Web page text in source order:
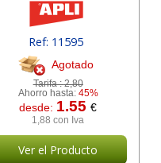
Ref: 11595
Agotado
Tarifa :2,80
Ahorro hasta: 45%
desde: 1.55€
1,88 con Iva
Ver el Producto